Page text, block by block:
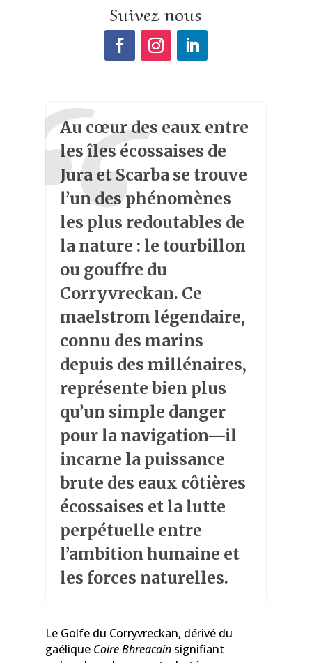
Suivez nous
Au cœur des eaux entre
les îles écossaises de
Jura et Scarba se trouve
l’un des phénomènes
les plus redoutables de
la nature : le tourbillon
ou gouffre du
Corryvreckan. Ce
maelstrom légendaire,
connu des marins
depuis des millénaires,
représente bien plus
qu’un simple danger
pour la navigation—il
incarne la puissance
brute des eaux côtières
écossaises et la lutte
perpétuelle entre
l’ambition humaine et
les forces naturelles.
Le Golfe du Corryvreckan, dérivé du
gaélique Coire Bhreacainsignifiant